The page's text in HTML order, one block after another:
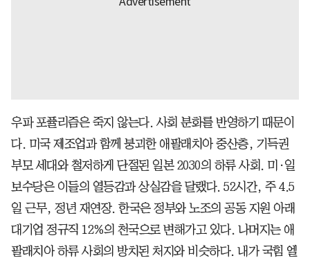
우파 포퓰리즘은 죽지 않는다. 사회 분화를 반영하기 때문이
다. 미국 제조업과 함께 붕괴한 애팔래치아 중산층, 기득권
부모 세대와 철저하게 단절된 일본 2030의 하류 사회. 미·일
보수당은 이들의 열등감과 상실감을 달랬다. 52시간, 주 4.5
일 근무, 정년 재연장. 한국은 정부와 노조의 공동 지원 아래
대기업 정규직 12%의 천국으로 변해가고 있다. 나머지는 애
팔래치아 하류 사회의 방치된 처지와 비슷하다. 내가 국힘 엘